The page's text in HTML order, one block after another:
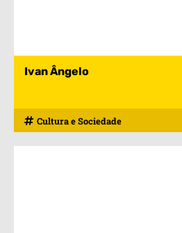
Ivan Ângelo
Cultura e Sociedade